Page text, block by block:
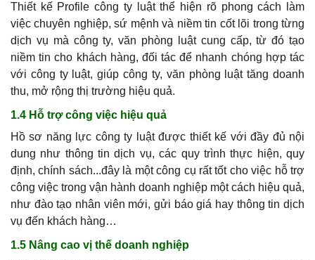
Thiết kế Profile công ty luật thể hiện rõ phong cách làm
việc chuyên nghiệp, sứ mệnh và niềm tin cốt lõi trong từng
dịch vụ mà công ty, văn phòng luật cung cấp, từ đó tạo
niềm tin cho khách hàng, đối tác để nhanh chóng hợp tác
với công ty luật, giúp công ty, văn phòng luật tăng doanh
thu, mở rộng thị trường hiệu quả.
1.4 Hỗ trợ công việc hiệu quả
Hồ sơ năng lực công ty luật được thiết kế với đầy đủ nội
dung như thông tin dịch vụ, các quy trình thực hiện, quy
định, chính sách...đây là một công cụ rất tốt cho việc hỗ trợ
công việc trong vận hành doanh nghiệp một cách hiệu quả,
như đào tạo nhân viên mới, gửi báo giá hay thông tin dịch
vụ đến khách hàng…
1.5 Nâng cao vị thế doanh nghiệp